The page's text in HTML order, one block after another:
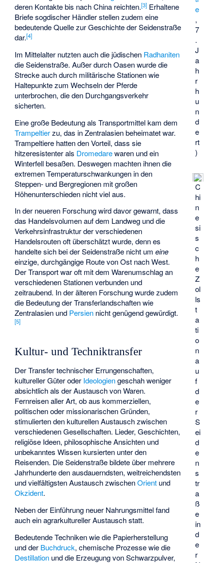
e
,
7
.
J
a
h
r
h
u
n
d
e
rt
)
C
hi
n
e
si
s
c
h
e
Z
ol
ls
t
a
ti
o
n
a
u
f
d
e
r
S
ei
d
e
n
s
tr
a
ß
e
in
d
e
r
deren Kontakte bis nach China reichten.[3] Erhaltene
Briefe sogdischer Händler stellen zudem eine
bedeutende Quelle zur Geschichte der Seidenstraße
dar.[4]
Im Mittelalter nutzten auch die jüdischen Radhaniten
die Seidenstraße. Außer durch Oasen wurde die
Strecke auch durch militärische Stationen wie
Haltepunkte zum Wechseln der Pferde
unterbrochen, die den Durchgangsverkehr
sicherten.
Eine große Bedeutung als Transportmittel kam dem
Trampeltierzu, das in Zentralasien beheimatet war.
Trampeltiere hatten den Vorteil, dass sie
hitzeresistenter als Dromedarewaren und ein
Winterfell besaßen. Deswegen machten ihnen die
extremen Temperaturschwankungen in den
Steppen- und Bergregionen mit großen
Höhenunterschieden nicht viel aus.
In der neueren Forschung wird davor gewarnt, dass
das Handelsvolumen auf dem Landweg und die
Verkehrsinfrastruktur der verschiedenen
Handelsrouten oft überschätzt wurde, denn es
handelte sich bei der Seidenstraße nicht umeine
einzige, durchgängige Route von Ost nach West.
Der Transport war oft mit dem Warenumschlag an
verschiedenen Stationen verbunden und
zeitraubend. In der älteren Forschung wurde zudem
die Bedeutung der Transferlandschaften wie
Zentralasien und Persien nicht genügend gewürdigt.
[5]
Kultur- und Techniktransfer
Der Transfer technischer Errungenschaften,
kultureller Güter oder Ideologiengeschah weniger
absichtlich als der Austausch von Waren.
Fernreisen aller Art, ob aus kommerziellen,
politischen oder missionarischen Gründen,
stimulierten den kulturellen Austausch zwischen
verschiedenen Gesellschaften. Lieder, Geschichten,
religiöse Ideen, philosophische Ansichten und
unbekanntes Wissen kursierten unter den
Reisenden. Die Seidenstraße bildete über mehrere
Jahrhunderte den ausdauerndsten, weitreichendsten
und vielfältigsten Austausch zwischenOrient und
Okzident.
Neben der Einführung neuer Nahrungsmittel fand
auch ein agrarkultureller Austausch statt.
Bedeutende Techniken wie die Papierherstellung
und der Buchdruck, chemische Prozesse wie die
Destillation und die Erzeugung von Schwarzpulver,